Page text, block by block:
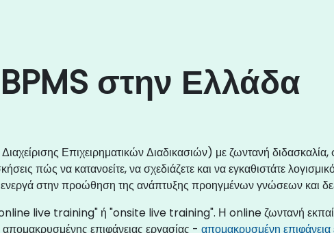
στην Ελλάδα
Επιχειρηματικών Διαδικασιών) με ζωντανή
πώς να κατανοείτε, να σχεδιάζετε και να εγκαθιστάτε
στην προώθηση της ανάπτυξης προηγμένων γνώσεων και
"online live training" ή "onsite live training". Η online ζωντανή
απομακρυσμένης επιφάνειας εργασίας - απομακρυσμένη επιφάνεια